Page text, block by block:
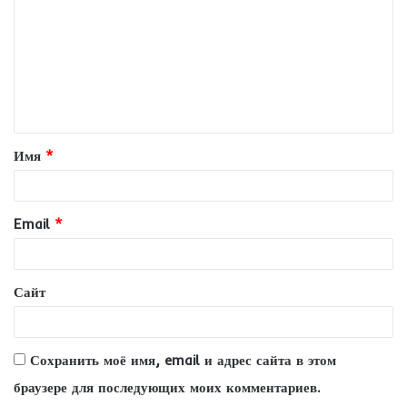
т
а
й
*
Имя *
Email *
Сайт
Сохранить моё имя, email и адрес сайта в этом
браузере для последующих моих комментариев.